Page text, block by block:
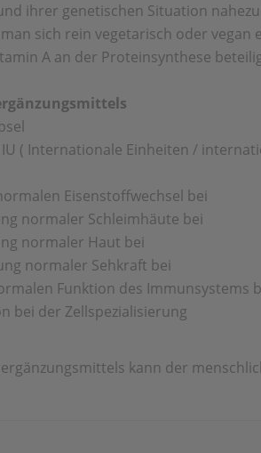
ihrer genetischen Situation
sich rein vegetarisch oder
A an der Proteinsynthese
( Internationale Einheiten /
Eisenstoffwechsel bei
normaler Schleimhäute bei
normaler Haut bei
normaler Sehkraft bei
Funktion des Immunsystems
bei der Zellspezialisierung
kann der